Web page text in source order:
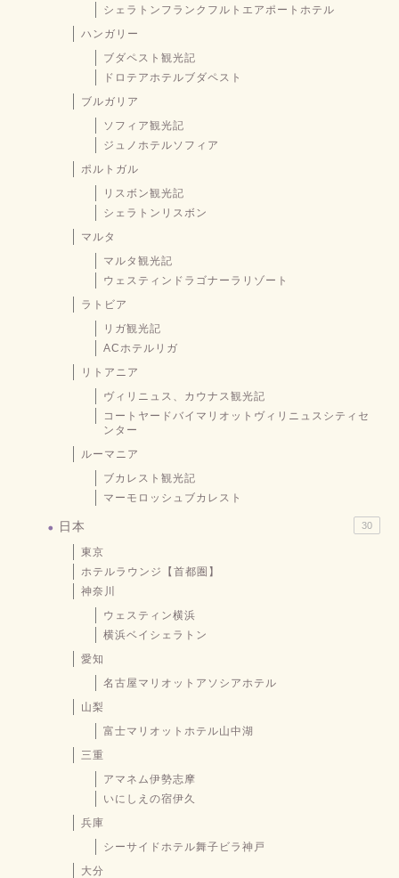
シェラトンフランクフルトエアポートホテル
ハンガリー
ブダペスト観光記
ドロテアホテルブダペスト
ブルガリア
ソフィア観光記
ジュノホテルソフィア
ポルトガル
リスボン観光記
シェラトンリスボン
マルタ
マルタ観光記
ウェスティンドラゴナーラリゾート
ラトビア
リガ観光記
ACホテルリガ
リトアニア
ヴィリニュス、カウナス観光記
コートヤードバイマリオットヴィリニュスシティセ
ンター
ルーマニア
ブカレスト観光記
マーモロッシュブカレスト
日本 30
東京
ホテルラウンジ【首都圏】
神奈川
ウェスティン横浜
横浜ベイシェラトン
愛知
名古屋マリオットアソシアホテル
山梨
富士マリオットホテル山中湖
三重
アマネム伊勢志摩
いにしえの宿伊久
兵庫
シーサイドホテル舞子ビラ神戸
大分